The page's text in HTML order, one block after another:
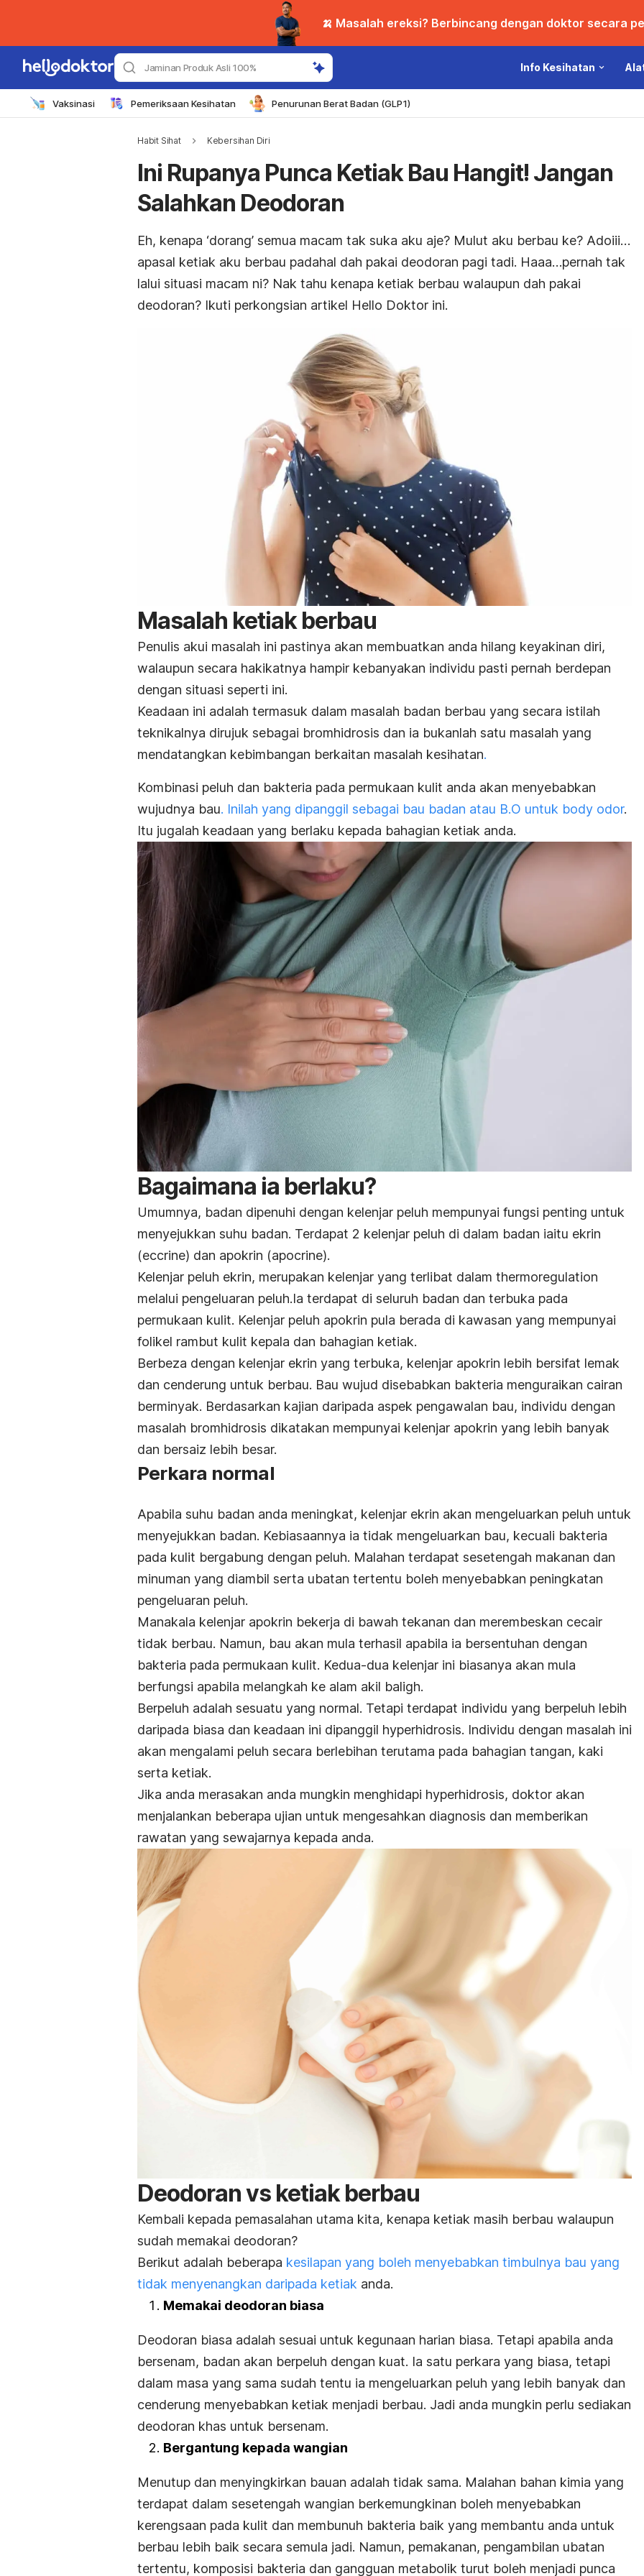
🍌 Masalah ereksi? Berbincang dengan doktor secara
Jaminan Produk Asli 100% Info Kesihatan
Vaksinasi Pemeriksaan Kesihatan Penurunan Berat Badan (GLP1)
Habit Sihat Kebersihan Diri
Ini Rupanya Punca Ketiak Bau Hangit! Jangan
Salahkan Deodoran
Eh, kenapa ‘dorang’ semua macam tak suka aku aje? Mulut aku berbau ke? Adoiii…
apasal ketiak aku berbau padahal dah pakai deodoran pagi tadi. Haaa…pernah tak
lalui situasi macam ni? Nak tahu kenapa ketiak berbau walaupun dah pakai
deodoran? Ikuti perkongsian artikel Hello Doktor ini.
Masalah ketiak berbau
Penulis akui masalah ini pastinya akan membuatkan anda hilang keyakinan diri,
walaupun secara hakikatnya hampir kebanyakan individu pasti pernah berdepan
dengan situasi seperti ini.
Keadaan ini adalah termasuk dalam masalah badan berbau yang secara istilah
teknikalnya dirujuk sebagai bromhidrosis dan ia bukanlah satu masalah yang
mendatangkan kebimbangan berkaitan masalah kesihatan.
Kombinasi peluh dan bakteria pada permukaan kulit anda akan menyebabkan
wujudnya bau. Inilah yang dipanggil sebagai bau badan atau B.O untuk body odor.
Itu jugalah keadaan yang berlaku kepada bahagian ketiak anda.
Bagaimana ia berlaku?
Umumnya, badan dipenuhi dengan kelenjar peluh mempunyai fungsi penting untuk
menyejukkan suhu badan. Terdapat 2 kelenjar peluh di dalam badan iaitu ekrin
(eccrine) dan apokrin (apocrine).
Kelenjar peluh ekrin, merupakan kelenjar yang terlibat dalam thermoregulation
melalui pengeluaran peluh.Ia terdapat di seluruh badan dan terbuka pada
permukaan kulit. Kelenjar peluh apokrin pula berada di kawasan yang mempunyai
folikel rambut kulit kepala dan bahagian ketiak.
Berbeza dengan kelenjar ekrin yang terbuka, kelenjar apokrin lebih bersifat lemak
dan cenderung untuk berbau. Bau wujud disebabkan bakteria menguraikan cairan
berminyak. Berdasarkan kajian daripada aspek pengawalan bau, individu dengan
masalah bromhidrosis dikatakan mempunyai kelenjar apokrin yang lebih banyak
dan bersaiz lebih besar.
Perkara normal
Apabila suhu badan anda meningkat, kelenjar ekrin akan mengeluarkan peluh untuk
menyejukkan badan. Kebiasaannya ia tidak mengeluarkan bau, kecuali bakteria
pada kulit bergabung dengan peluh. Malahan terdapat sesetengah makanan dan
minuman yang diambil serta ubatan tertentu boleh menyebabkan peningkatan
pengeluaran peluh.
Manakala kelenjar apokrin bekerja di bawah tekanan dan merembeskan cecair
tidak berbau. Namun, bau akan mula terhasil apabila ia bersentuhan dengan
bakteria pada permukaan kulit. Kedua-dua kelenjar ini biasanya akan mula
berfungsi apabila melangkah ke alam akil baligh.
Berpeluh adalah sesuatu yang normal. Tetapi terdapat individu yang berpeluh lebih
daripada biasa dan keadaan ini dipanggil hyperhidrosis. Individu dengan masalah ini
akan mengalami peluh secara berlebihan terutama pada bahagian tangan, kaki
serta ketiak.
Jika anda merasakan anda mungkin menghidapi hyperhidrosis, doktor akan
menjalankan beberapa ujian untuk mengesahkan diagnosis dan memberikan
rawatan yang sewajarnya kepada anda.
Deodoran vs ketiak berbau
Kembali kepada pemasalahan utama kita, kenapa ketiak masih berbau walaupun
sudah memakai deodoran?
Berikut adalah beberapa kesilapan yang boleh menyebabkan timbulnya bau yang
tidak menyenangkan daripada ketiak anda.
Memakai deodoran biasa
Deodoran biasa adalah sesuai untuk kegunaan harian biasa. Tetapi apabila anda
bersenam, badan akan berpeluh dengan kuat. Ia satu perkara yang biasa, tetapi
dalam masa yang sama sudah tentu ia mengeluarkan peluh yang lebih banyak dan
cenderung menyebabkan ketiak menjadi berbau. Jadi anda mungkin perlu sediakan
deodoran khas untuk bersenam.
Bergantung kepada wangian
Menutup dan menyingkirkan bauan adalah tidak sama. Malahan bahan kimia yang
terdapat dalam sesetengah wangian berkemungkinan boleh menyebabkan
kerengsaan pada kulit dan membunuh bakteria baik yang membantu anda untuk
berbau lebih baik secara semula jadi. Namun, pemakanan, pengambilan ubatan
tertentu, komposisi bakteria dan gangguan metabolik turut boleh menjadi punca